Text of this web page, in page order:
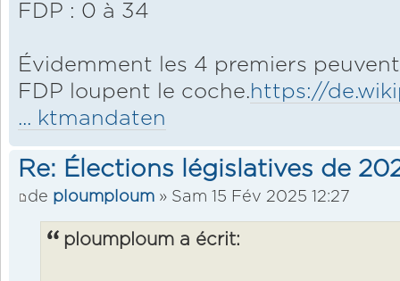
FDP : 0 à 34
Évidemment les 4 premiers
FDP loupent le coche.https://
... ktmandaten
Re: Élections législatives de
de ploumploum » Sam 15 Fév 2025 12:27
ploumploum a écrit: